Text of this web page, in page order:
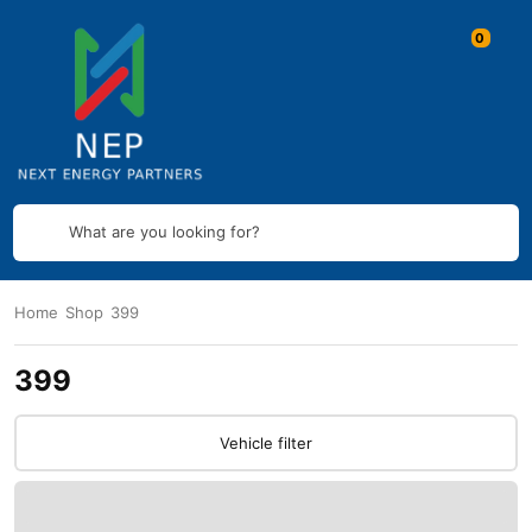
What are you looking for?
Home Shop 399
399
Vehicle filter